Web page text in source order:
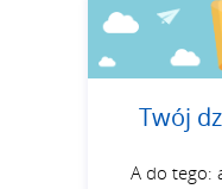
Twój
A do tego: